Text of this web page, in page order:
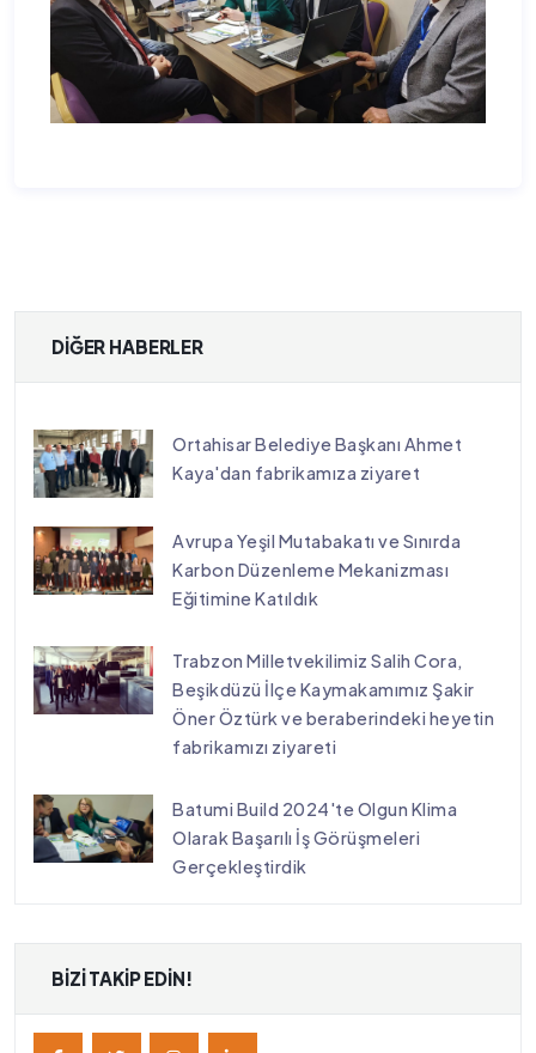
DIĞER HABERLER
Ortahisar Belediye Başkanı Ahmet
Kaya'dan fabrikamıza ziyaret
Avrupa Yeşil Mutabakatı ve Sınırda
Karbon Düzenleme Mekanizması
Eğitimine Katıldık
Trabzon Milletvekilimiz Salih Cora,
Beşikdüzü İlçe Kaymakamımız Şakir
Öner Öztürk ve beraberindeki heyetin
fabrikamızı ziyareti
Batumi Build 2024'te Olgun Klima
Olarak Başarılı İş Görüşmeleri
Gerçekleştirdik
BIZI TAKIP EDIN!